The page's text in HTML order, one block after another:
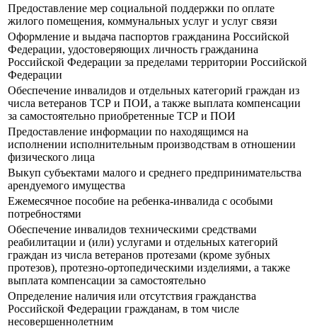
Предоставление мер социальной поддержки по оплате
жилого помещения, коммунальных услуг и услуг связи
Оформление и выдача паспортов гражданина Российской
Федерации, удостоверяющих личность гражданина
Российской Федерации за пределами территории Российской
Федерации
Обеспечение инвалидов и отдельных категорий граждан из
числа ветеранов ТСР и ПОИ, а также выплата компенсации
за самостоятельно приобретенные ТСР и ПОИ
Предоставление информации по находящимся на
исполнении исполнительным производствам в отношении
физического лица
Выкуп субъектами малого и среднего предпринимательства
арендуемого имущества
Ежемесячное пособие на ребенка-инвалида с особыми
потребностями
Обеспечение инвалидов техническими средствами
реабилитации и (или) услугами и отдельных категорий
граждан из числа ветеранов протезами (кроме зубных
протезов), протезно-ортопедическими изделиями, а также
выплата компенсации за самостоятельно
Определение наличия или отсутствия гражданства
Российской Федерации гражданам, в том числе
несовершеннолетним